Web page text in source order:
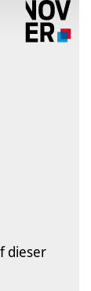
dieser